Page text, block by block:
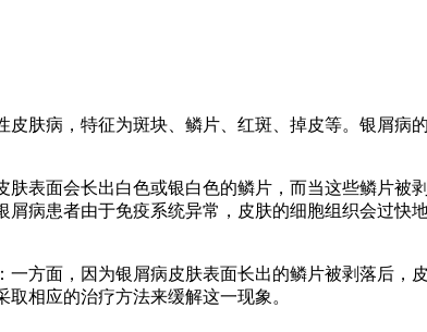
肤病，特征为斑块、鳞片、红斑、掉皮等。银屑
肤表面会长出白色或银白色的鳞片，而当这些鳞片
病患者由于免疫系统异常，皮肤的细胞组织会过
一方面，因为银屑病皮肤表面长出的鳞片被剥落后
相应的治疗方法来缓解这一现象。